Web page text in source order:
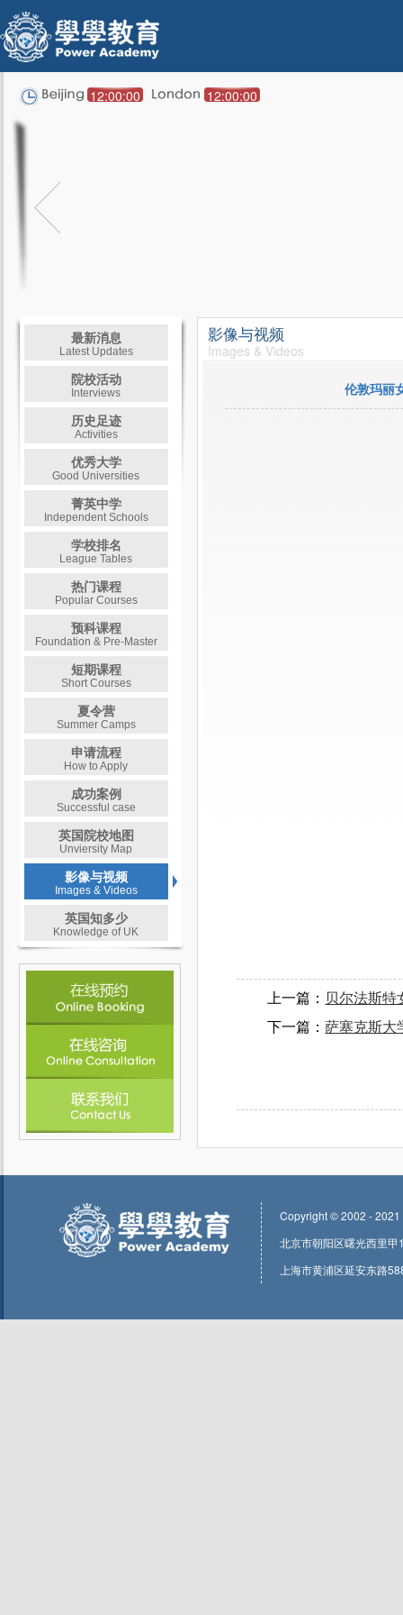
12:00:00 12:00:00
最新消息
Latest Updates
院校活动
Interviews
历史足迹
Activities
优秀大学
Good Universities
菁英中学
Independent Schools
学校排名
League Tables
热门课程
Popular Courses
预科课程
Foundation & Pre-Master
短期课程
Short Courses
夏令营
Summer Camps
申请流程
How to Apply
成功案例
Successful case
英国院校地图
Unviersity Map
影像与视频
Images & Videos
英国知多少
Knowledge of UK
影像与视频
Images & Videos
伦敦玛丽
上一篇： 贝尔法斯
下一篇：萨塞克斯大
Copyright © 2002 -
北京市朝阳区曙光西里
上海市黄浦区延安东路